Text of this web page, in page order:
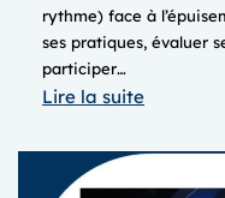
rythme) face à
ses pratiques, évaluer
participer…
Lire la suite:
des